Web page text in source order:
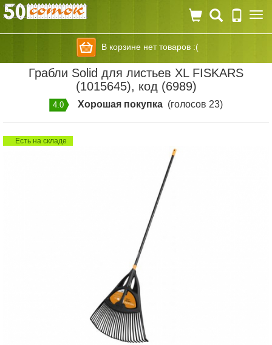
В корзине нет товаров :(
Грабли Solid для листьев XL FISKARS
(1015645), код (6989)
4.0 Хорошая покупка (голосов 23)
Есть на складе